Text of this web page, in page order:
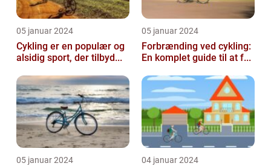
05 januar 2024
Cykling er en populær og
alsidig sport, der tilbyd...
05 januar 2024
Forbrænding ved cykling:
En komplet guide til at f...
05 januar 2024 04 januar 2024